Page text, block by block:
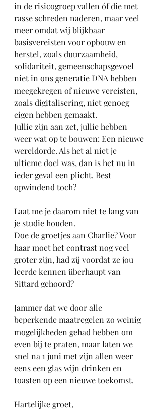
in de risicogroep vallen óf die met
rasse schreden naderen, maar veel
meer omdat wij blijkbaar
basisvereisten voor opbouw en
herstel, zoals duurzaamheid,
solidariteit, gemeenschapsgevoel
niet in ons generatie DNA hebben
meegekregen of nieuwe vereisten,
zoals digitalisering, niet genoeg
eigen hebben gemaakt.
Jullie zijn aan zet, jullie hebben
weer wat op te bouwen: Een nieuwe
wereldorde. Als het al niet je
ultieme doel was, dan is het nu in
ieder geval een plicht. Best
opwindend toch?
Laat me je daarom niet te lang van
je studie houden.
Doe de groetjes aan Charlie? Voor
haar moet het contrast nog veel
groter zijn, had zij voordat ze jou
leerde kennen überhaupt van
Sittard gehoord?
Jammer dat we door alle
beperkende maatregelen zo weinig
mogelijkheden gehad hebben om
even bij te praten, maar laten we
snel na 1 juni met zijn allen weer
eens een glas wijn drinken en
toasten op een nieuwe toekomst.
Hartelijke groet,